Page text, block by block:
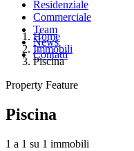
Residenziale
Commerciale
Team
News
Contatti
Home
Immobili
Piscina
Property Feature
Piscina
1 a 1 su 1 immobili